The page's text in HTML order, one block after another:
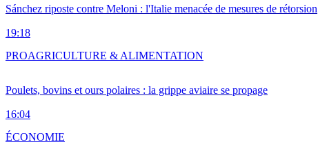
Sánchez riposte contre Meloni : l'Italie menacée de mesures de rétorsion
19:18
Poulets, bovins et ours polaires : la grippe aviaire se propage
16:04
PROAGRICULTURE & ALIMENTATION
ÉCONOMIE